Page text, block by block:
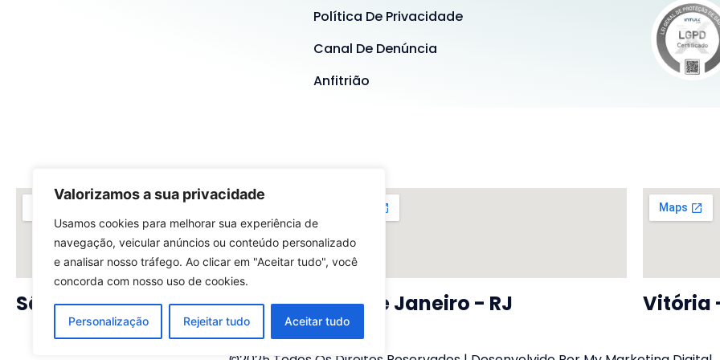
Valorizamos a sua privacidade
Usamos cookies para melhorar sua experiência de
navegação, veicular anúncios ou conteúdo personalizado
e analisar nosso tráfego. Ao clicar em "Aceitar tudo", você
concorda com nosso uso de cookies.
Personalização Rejeitar tudo Aceitar tudo
Política De Privacidade
Canal De Denúncia
Anfitrião
São Paulo - SP Rio De Janeiro - RJ Vitória